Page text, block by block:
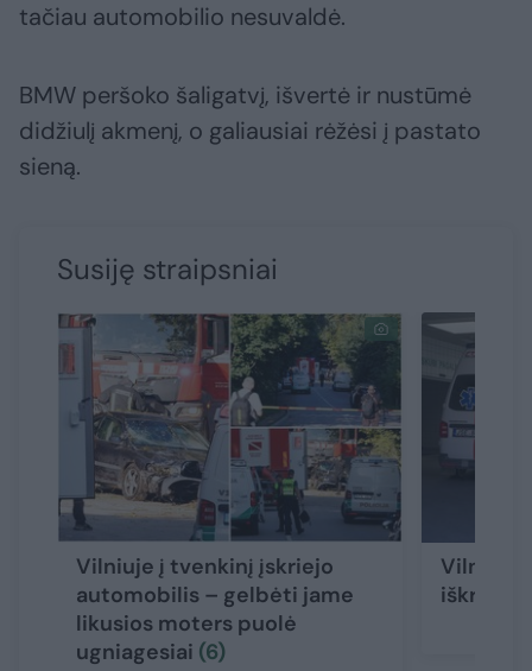
tačiau automobilio nesuvaldė.
BMW peršoko šaligatvį, išvertė ir nustūmė
didžiulį akmenį, o galiausiai rėžėsi į pastato
sieną.
Susiję straipsniai
Vilniuje į tvenkinį įskriejo
automobilis – gelbėti jame
likusios moters puolė
ugniagesiai (6)
Vilniaus
iškrito